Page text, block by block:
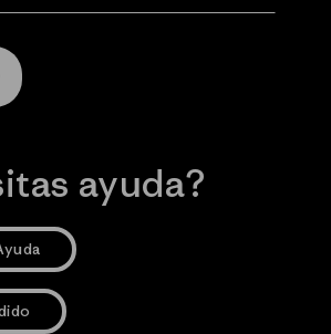
ayuda?